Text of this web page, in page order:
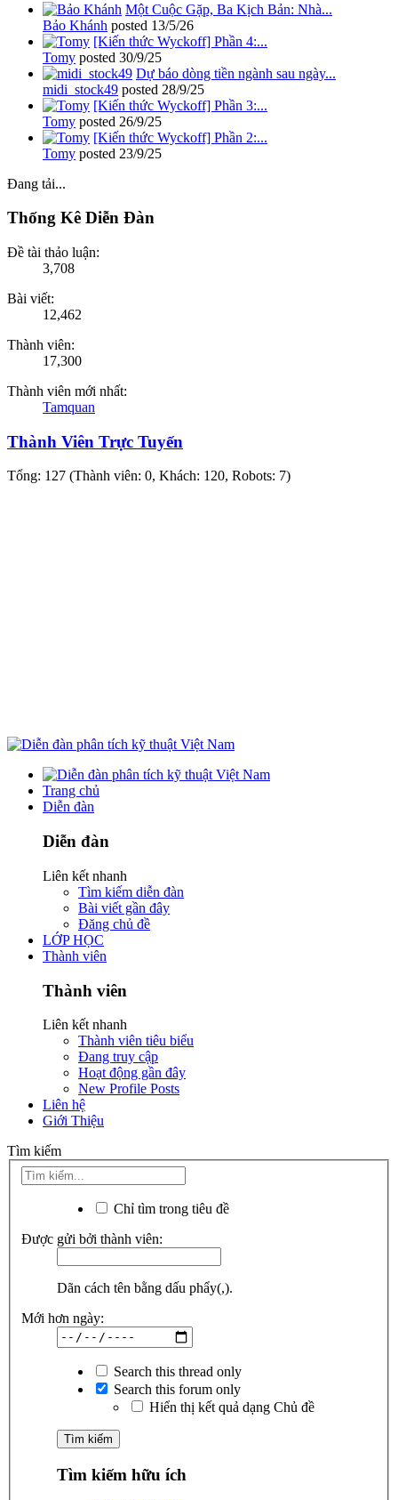
Một Cuộc Gặp, Ba Kịch Bản: Nhà...
Bảo Khánh posted 13/5/26
[Kiến thức Wyckoff] Phần 4:...
Tomy posted 30/9/25
Dự báo dòng tiền ngành sau ngày...
midi_stock49 posted 28/9/25
[Kiến thức Wyckoff] Phần 3:...
Tomy posted 26/9/25
[Kiến thức Wyckoff] Phần 2:...
Tomy posted 23/9/25
Đang tải...
Thống Kê Diễn Đàn
Đề tài thảo luận:
3,708
Bài viết:
12,462
Thành viên:
17,300
Thành viên mới nhất:
Tamquan
Thành Viên Trực Tuyến
Tổng: 127 (Thành viên: 0, Khách: 120, Robots: 7)
Trang chủ
Diễn đàn
Diễn đàn
Liên kết nhanh
Tìm kiếm diễn đàn
Bài viết gần đây
Đăng chủ đề
LỚP HỌC
Thành viên
Thành viên
Liên kết nhanh
Thành viên tiêu biểu
Đang truy cập
Hoạt động gần đây
New Profile Posts
Liên hệ
Giới Thiệu
Tìm kiếm
Chỉ tìm trong tiêu đề
Được gửi bởi thành viên:
Dãn cách tên bằng dấu phẩy(,).
Mới hơn ngày:
Search this thread only
Search this forum only
Hiển thị kết quả dạng Chủ đề
Tìm kiếm hữu ích